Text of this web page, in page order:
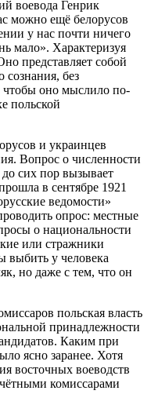
воевода Генрик
можно ещё белорусов
у нас почти ничего
мало». Характеризуя
представляет собой
сознания, без
оно мыслило по-
польской
и украинцев
Вопрос о численности
до сих пор вызывает
в сентябре 1921
ведомости»
опрос: местные
о национальности
или стражники
выбить у человека
но даже с тем, что он
польская власть
принадлежности
Каким при
ясно заранее. Хотя
восточных воеводств
комиссарами